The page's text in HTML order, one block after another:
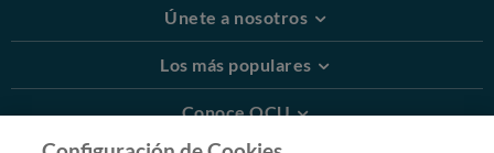
Únete a nosotros
Los más populares
Conoce OCU